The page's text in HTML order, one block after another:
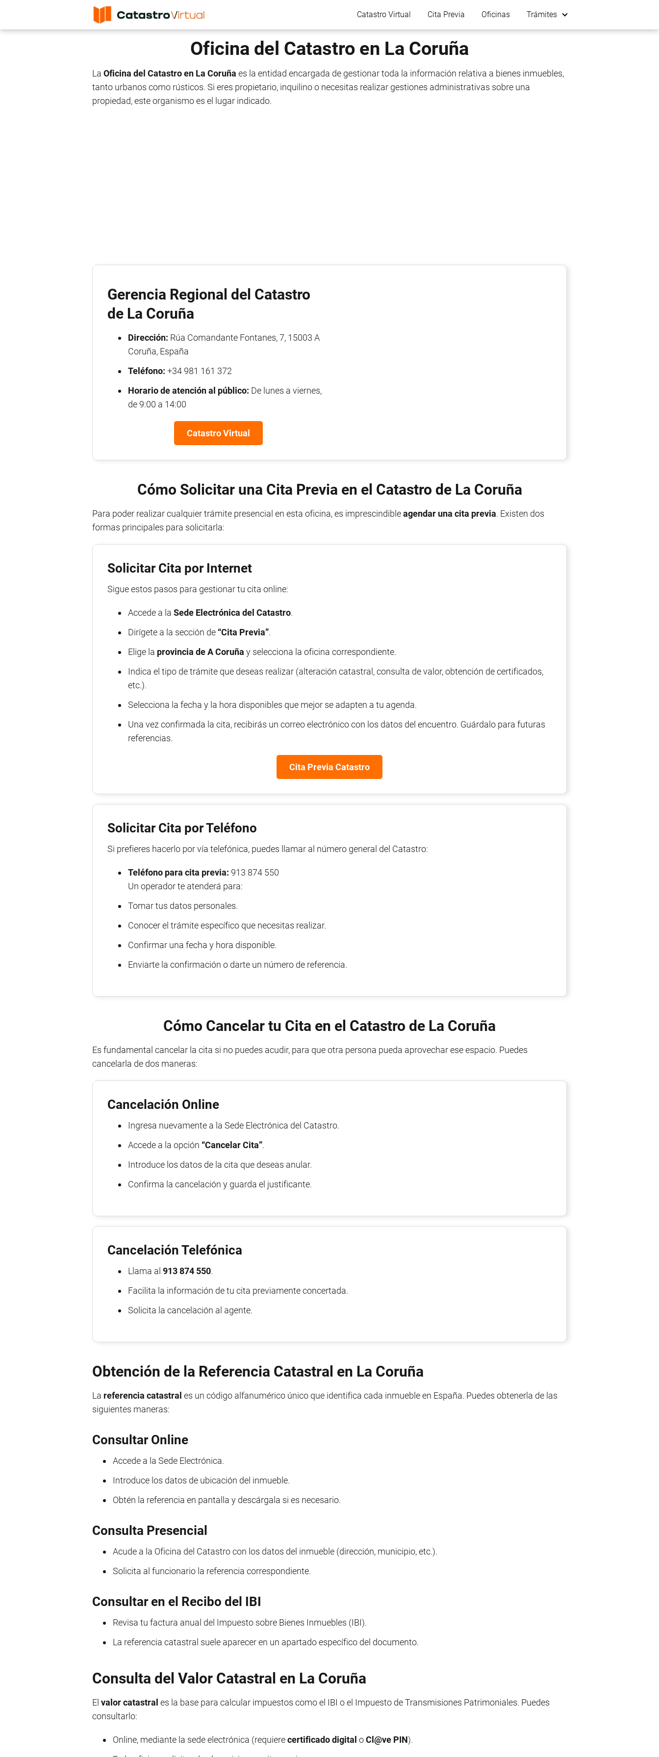
Catastro Virtual Cita Previa Oficinas Trámites
Oficina del Catastro en La Coruña
La Oficina del Catastro en La Coruña es la entidad encargada de gestionar toda la información relativa a bienes inmuebles,
tanto urbanos como rústicos. Si eres propietario, inquilino o necesitas realizar gestiones administrativas sobre una
propiedad, este organismo es el lugar indicado.
Gerencia Regional del Catastro
de La Coruña
Dirección: Rúa Comandante Fontanes, 7, 15003 A
Coruña, España
Teléfono: +34 981 161 372
Horario de atención al público: De lunes a viernes,
de 9:00 a 14:00
Catastro Virtual
Cómo Solicitar una Cita Previa en el Catastro de La Coruña
Para poder realizar cualquier trámite presencial en esta oficina, es imprescindibleagendar una cita previa. Existen dos
formas principales para solicitarla:
Solicitar Cita por Internet
Sigue estos pasos para gestionar tu cita online:
Accede a la Sede Electrónica del Catastro.
Dirígete a la sección de “Cita Previa”.
Elige la provincia de A Coruña y selecciona la oficina correspondiente.
Indica el tipo de trámite que deseas realizar (alteración catastral, consulta de valor, obtención de certificados,
etc.).
Selecciona la fecha y la hora disponibles que mejor se adapten a tu agenda.
Una vez confirmada la cita, recibirás un correo electrónico con los datos del encuentro. Guárdalo para futuras
referencias.
Cita Previa Catastro
Solicitar Cita por Teléfono
Si prefieres hacerlo por vía telefónica, puedes llamar al número general del Catastro:
Teléfono para cita previa: 913 874 550
Un operador te atenderá para:
Tomar tus datos personales.
Conocer el trámite específico que necesitas realizar.
Confirmar una fecha y hora disponible.
Enviarte la confirmación o darte un número de referencia.
Cómo Cancelar tu Cita en el Catastro de La Coruña
Es fundamental cancelar la cita si no puedes acudir, para que otra persona pueda aprovechar ese espacio. Puedes
cancelarla de dos maneras:
Cancelación Online
Ingresa nuevamente a la Sede Electrónica del Catastro.
Accede a la opción “Cancelar Cita”.
Introduce los datos de la cita que deseas anular.
Confirma la cancelación y guarda el justificante.
Cancelación Telefónica
Llama al 913 874 550.
Facilita la información de tu cita previamente concertada.
Solicita la cancelación al agente.
Obtención de la Referencia Catastral en La Coruña
La referencia catastral es un código alfanumérico único que identifica cada inmueble en España. Puedes obtenerla de las
siguientes maneras:
Consultar Online
Accede a la Sede Electrónica.
Introduce los datos de ubicación del inmueble.
Obtén la referencia en pantalla y descárgala si es necesario.
Consulta Presencial
Acude a la Oficina del Catastro con los datos del inmueble (dirección, municipio, etc.).
Solicita al funcionario la referencia correspondiente.
Consultar en el Recibo del IBI
Revisa tu factura anual del Impuesto sobre Bienes Inmuebles (IBI).
La referencia catastral suele aparecer en un apartado específico del documento.
Consulta del Valor Catastral en La Coruña
El valor catastral es la base para calcular impuestos como el IBI o el Impuesto de Transmisiones Patrimoniales. Puedes
consultarlo:
Online, mediante la sede electrónica (requierecertificado digital oCl@ve PIN).